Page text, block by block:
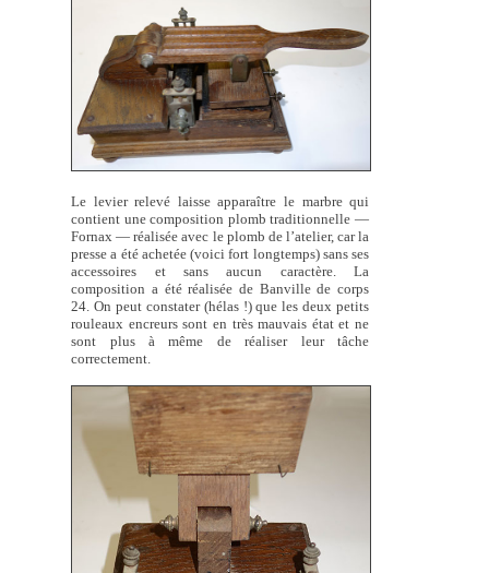
Le levier relevé laisse apparaître le marbre qui
contient une composition plomb traditionnelle —
Fornax — réalisée avec le plomb de l’atelier, car la
presse a été achetée (voici fort longtemps) sans ses
accessoires et sans aucun caractère. La
composition a été réalisée de Banville de corps
24. On peut constater (hélas !) que les deux petits
rouleaux encreurs sont en très mauvais état et ne
sont plus à même de réaliser leur tâche
correctement.